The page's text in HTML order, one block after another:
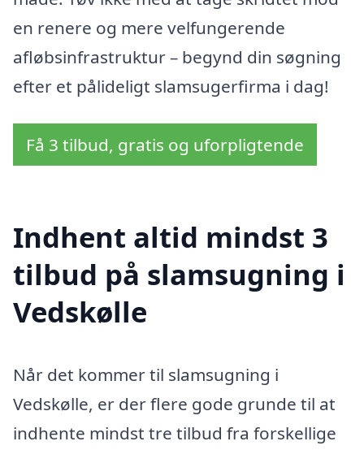
en renere og mere velfungerende
afløbsinfrastruktur – begynd din søgning
efter et pålideligt slamsugerfirma i dag!
Få 3 tilbud, gratis og uforpligtende
Indhent altid mindst 3
tilbud på slamsugning i
Vedskølle
Når det kommer til slamsugning i
Vedskølle, er der flere gode grunde til at
indhente mindst tre tilbud fra forskellige